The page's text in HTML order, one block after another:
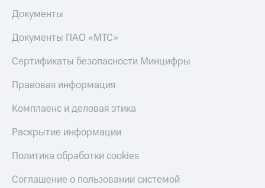
Документы
Документы ПАО «МТС»
Сертификаты безопасности Минцифры
Правовая информация
Комплаенс и деловая этика
Раскрытие информации
Политика обработки cookies
Соглашение о пользовании системой